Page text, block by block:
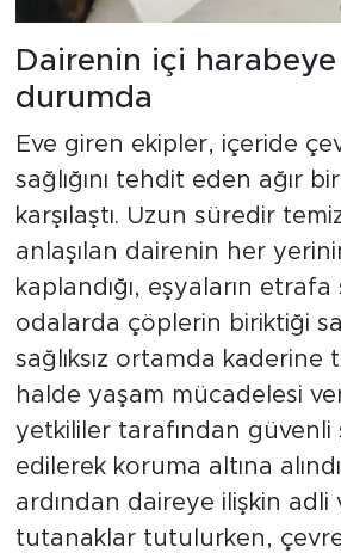
Dairenin içi
durumda
Eve giren ekipler, içeride
sağlığını tehdit eden ağır
karşılaştı. Uzun süredir
anlaşılan dairenin her yerinin
kaplandığı, eşyaların etrafa
odalarda çöplerin biriktiği
sağlıksız ortamda kaderine
halde yaşam mücadelesi
yetkililer tarafından güvenli
edilerek koruma altına
ardından daireye ilişkin adli
tutanaklar tutulurken,